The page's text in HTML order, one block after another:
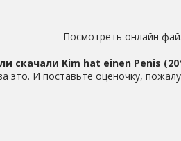
Посмотреть онлайн
скачали Kim hat einen Penis
это. И поставьте оценочку,